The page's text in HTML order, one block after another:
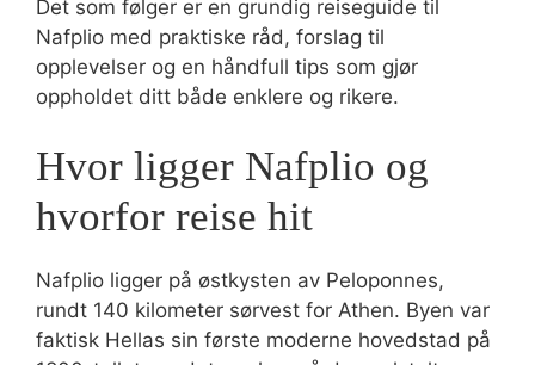
Det som følger er en grundig reiseguide til
Nafplio med praktiske råd, forslag til
opplevelser og en håndfull tips som gjør
oppholdet ditt både enklere og rikere.
Hvor ligger Nafplio og
hvorfor reise hit
Nafplio ligger på østkysten av Peloponnes,
rundt 140 kilometer sørvest for Athen. Byen var
faktisk Hellas sin første moderne hovedstad på